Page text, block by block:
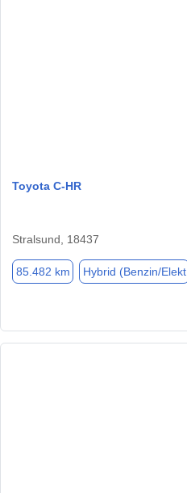
Toyota C-HR
Stralsund, 18437
85.482 km Hybrid (Benzin/Elekt